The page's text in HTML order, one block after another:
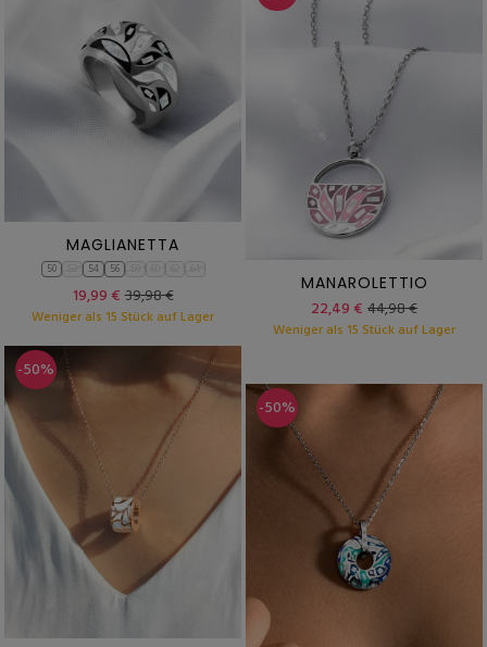
MAGLIANETTA
50 54 56
19,99 €39,98 €
Weniger als 15 Stück auf Lager
MANAROLETTIO
22,49 € 44,98 €
Weniger als 15 Stück auf Lager
-50%
-50%